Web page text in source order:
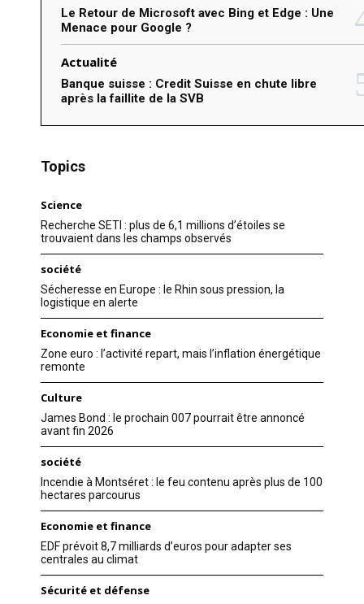
Le Retour de Microsoft avec Bing et Edge : Une
Menace pour Google ?
Actualité
Banque suisse : Credit Suisse en chute libre
après la faillite de la SVB
Topics
Science
Recherche SETI : plus de 6,1 millions d’étoiles se
trouvaient dans les champs observés
société
Sécheresse en Europe : le Rhin sous pression, la
logistique en alerte
Economie et finance
Zone euro : l’activité repart, mais l’inflation énergétique
remonte
Culture
James Bond : le prochain 007 pourrait être annoncé
avant fin 2026
société
Incendie à Montséret : le feu contenu après plus de 100
hectares parcourus
Economie et finance
EDF prévoit 8,7 milliards d’euros pour adapter ses
centrales au climat
Sécurité et défense